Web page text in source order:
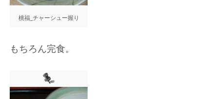
桃福_チャーシュー握り
もちろん完食。